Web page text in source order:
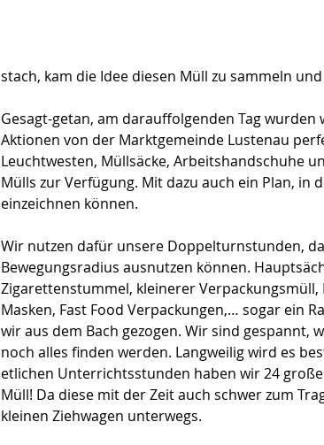
stach, kam die Idee diesen Müll zu sammeln
Gesagt-getan, am darauffolgenden Tag
Aktionen von der Marktgemeinde Lustenau
Leuchtwesten, Müllsäcke, Arbeitshandschuhe
Mülls zur Verfügung. Mit dazu auch ein Plan, in
einzeichnen können.
Wir nutzen dafür unsere Doppelturnstunden,
Bewegungsradius ausnutzen können.
Zigarettenstummel, kleinerer
Masken, Fast Food Verpackungen,… sogar ein
wir aus dem Bach gezogen. Wir sind gespannt,
noch alles finden werden. Langweilig wird es
etlichen Unterrichtsstunden haben wir 24
Müll! Da diese mit der Zeit auch schwer zum
kleinen Ziehwagen unterwegs.